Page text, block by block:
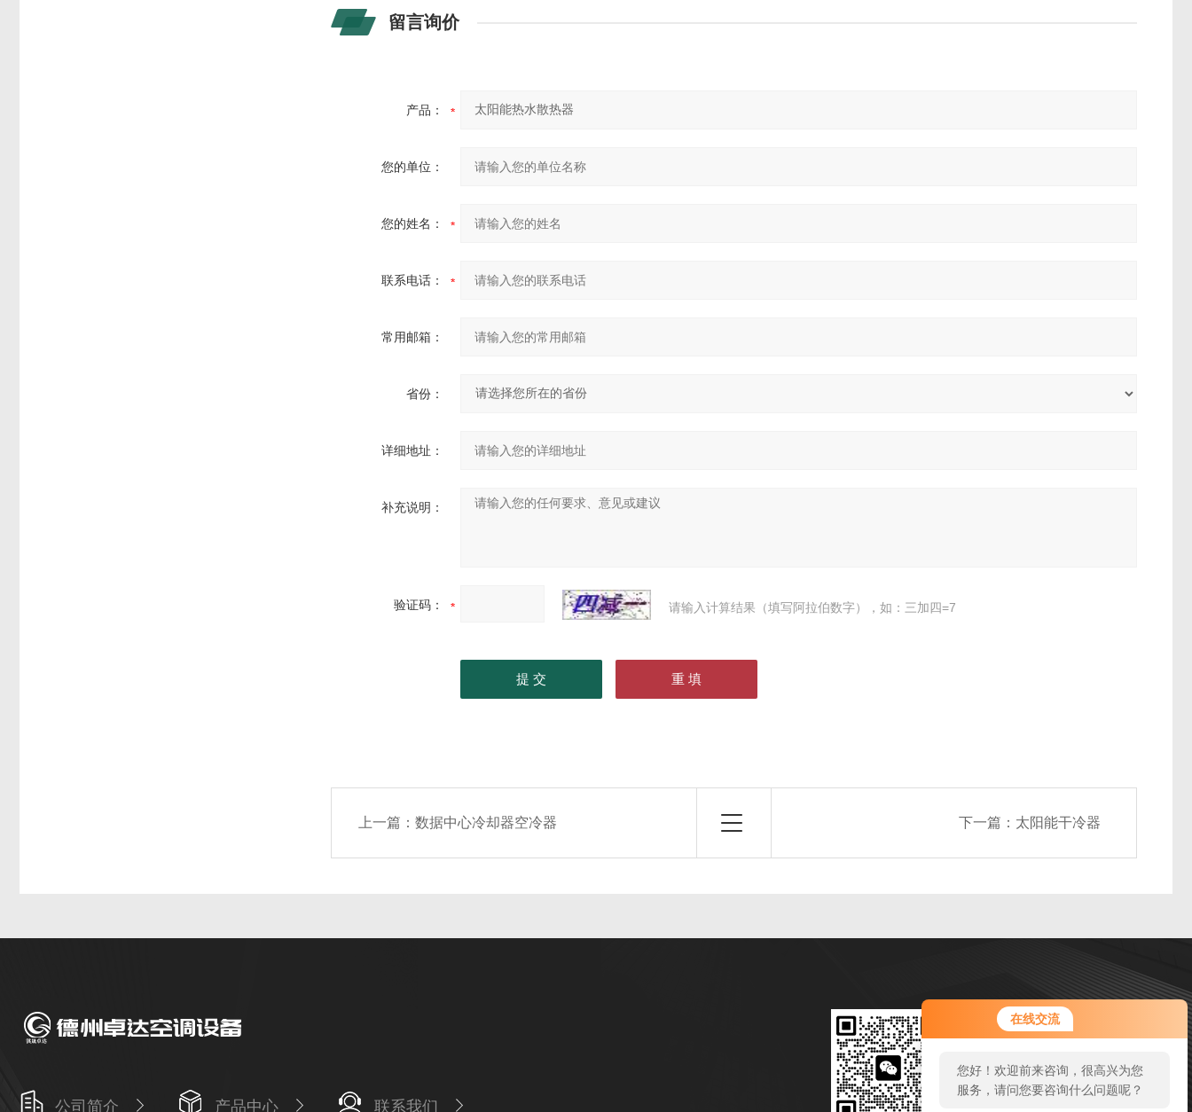
在线交流
您好！欢迎前来咨询，很高兴为您
服务，请问您要咨询什么问题呢？
您好，看您停留很久了，是否找到
了需求产品，您可以直接在线与我
留言询价
产品：
您的单位：
您的姓名：
联系电话：
常用邮箱：
省份：
详细地址：
补充说明：
验证码： 请输入计算结果（填写阿拉伯数字），如：三加四=7
上一篇：数据中心冷却器空冷器 下一篇： 太阳能干冷器
公司简介 产品中心 联系我们
扫码加微信
传真：86-534-8925434